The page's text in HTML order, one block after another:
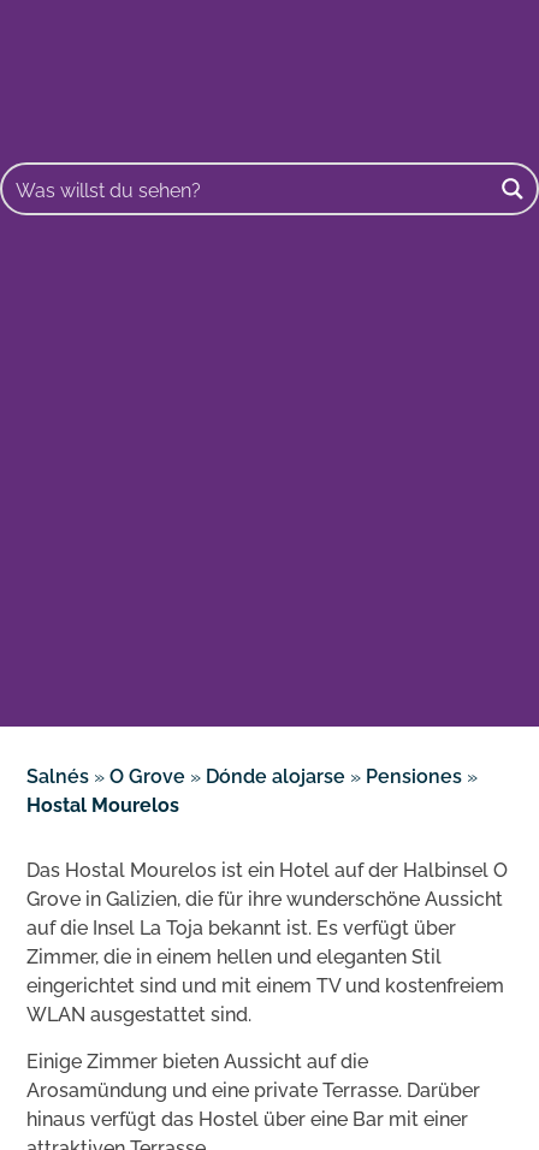
Salnés »O Grove » Dónde alojarse » Pensiones »
Hostal Mourelos
Das Hostal Mourelos ist ein Hotel auf der Halbinsel O
Grove in Galizien, die für ihre wunderschöne Aussicht
auf die Insel La Toja bekannt ist. Es verfügt über
Zimmer, die in einem hellen und eleganten Stil
eingerichtet sind und mit einem TV und kostenfreiem
WLAN ausgestattet sind.
Einige Zimmer bieten Aussicht auf die
Arosamündung und eine private Terrasse. Darüber
hinaus verfügt das Hostel über eine Bar mit einer